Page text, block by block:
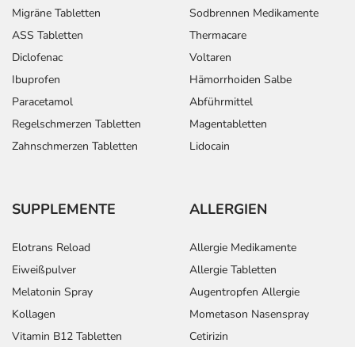
Migräne Tabletten
ASS Tabletten
Diclofenac
Ibuprofen
Paracetamol
Regelschmerzen Tabletten
Zahnschmerzen Tabletten
Sodbrennen Medikamente
Thermacare
Voltaren
Hämorrhoiden Salbe
Abführmittel
Magentabletten
Lidocain
SUPPLEMENTE
Elotrans Reload
Eiweißpulver
Melatonin Spray
Kollagen
Vitamin B12 Tabletten
ALLERGIEN
Allergie Medikamente
Allergie Tabletten
Augentropfen Allergie
Mometason Nasenspray
Cetirizin